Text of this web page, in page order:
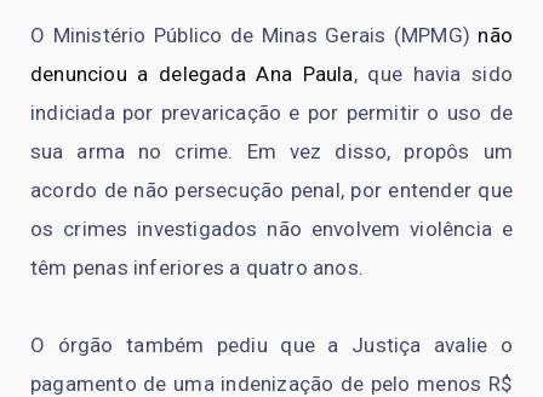
O Ministério Público de Minas Gerais (MPMG) não
denunciou a delegada Ana Paula, que havia sido
indiciada por prevaricação e por permitir o uso de
sua arma no crime. Em vez disso, propôs um
acordo de não persecução penal, por entender que
os crimes investigados não envolvem violência e
têm penas inferiores a quatro anos.
O órgão também pediu que a Justiça avalie o
pagamento de uma indenização de pelo menos R$